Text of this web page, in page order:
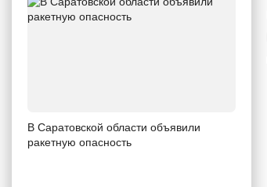
В Саратовской области объявили
ракетную опасность